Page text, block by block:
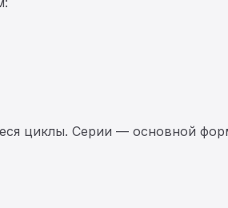
циклы. Серии — основной